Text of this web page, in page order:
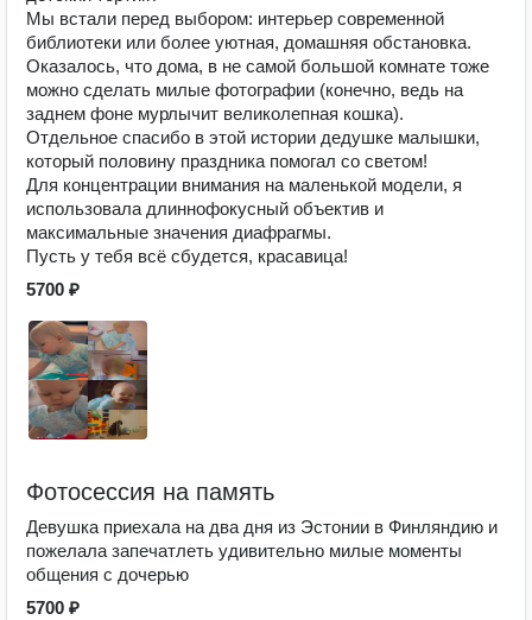
Мы встали перед выбором: интерьер современной
библиотеки или более уютная, домашняя обстановка.
Оказалось, что дома, в не самой большой комнате тоже
можно сделать милые фотографии (конечно, ведь на
заднем фоне мурлычит великолепная кошка).
Отдельное спасибо в этой истории дедушке малышки,
который половину праздника помогал со светом!
Для концентрации внимания на маленькой модели, я
использовала длиннофокусный объектив и
максимальные значения диафрагмы.
Пусть у тебя всё сбудется, красавица!
5700 ₽
Фотосессия на память
Девушка приехала на два дня из Эстонии в Финляндию и
пожелала запечатлеть удивительно милые моменты
общения с дочерью
5700 ₽